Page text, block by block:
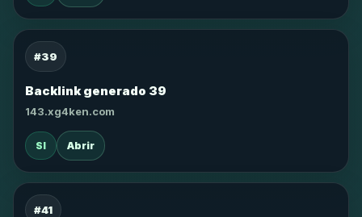
#39
Backlink generado 39
143.xg4ken.com
SI Abrir
#41